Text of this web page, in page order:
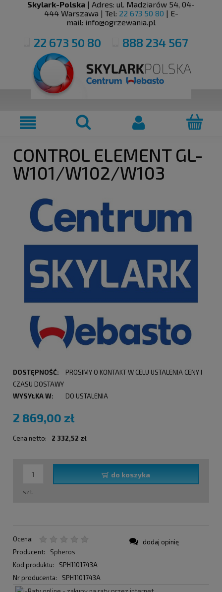
Skylark-Polska | Adres: ul. Madziarów 54, 04-
444 Warszawa | Tel: 22 673 50 80 | E-
mail: info@ogrzewania.pl
22 673 50 80 888 234 567
CONTROL ELEMENT GL-
W101/W102/W103
DOSTĘPNOŚĆ:
PROSIMY O KONTAKT W CELU USTALENIA CENY I
CZASU DOSTAWY
WYSYŁKA W:
DO USTALENIA
2 869,00 zł
Cena netto: 2 332,52 zł
szt.
do koszyka
Ocena:
Producent:
Spheros
Kod produktu:
SPH1101743A
Nr producenta:
SPH1101743A
dodaj opinię